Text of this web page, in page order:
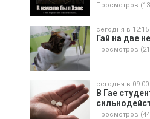
Просмотров
сегодня в 12:15
Гай на две
Просмотров
сегодня в 09:00
В Гае
Просмотров